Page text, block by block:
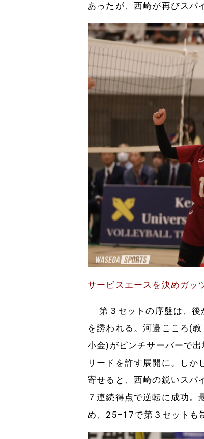
あったが、西崎が再びスパ
サービスエースを決めガッ
第３セットの序盤は、後
を誘われる。河邉こころ(
小金)がピンチサーバーで
リードを許す展開に。しか
寄せると、西崎の鋭いスパ
７連続得点で逆転に成功
め、25−17で第３セットも